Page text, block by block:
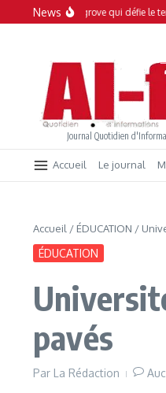
Aller au contenu
News
: Une mangrove qui défie le temps
Journal Quotidien
Accueil Le journal
Accueil / ÉDUCATION /
ÉDUCATION
pavés
Par La Rédaction